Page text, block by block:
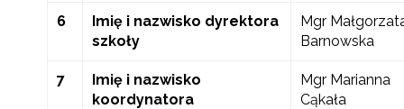
6
Imię i nazwisko dyrektora
szkoły
Mgr
Barnowska
7
Imię i nazwisko
koordynatora
Mgr Marianna
Cąkała